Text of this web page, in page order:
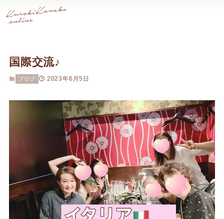
国際交流♪
ブログ 2023年6月5日